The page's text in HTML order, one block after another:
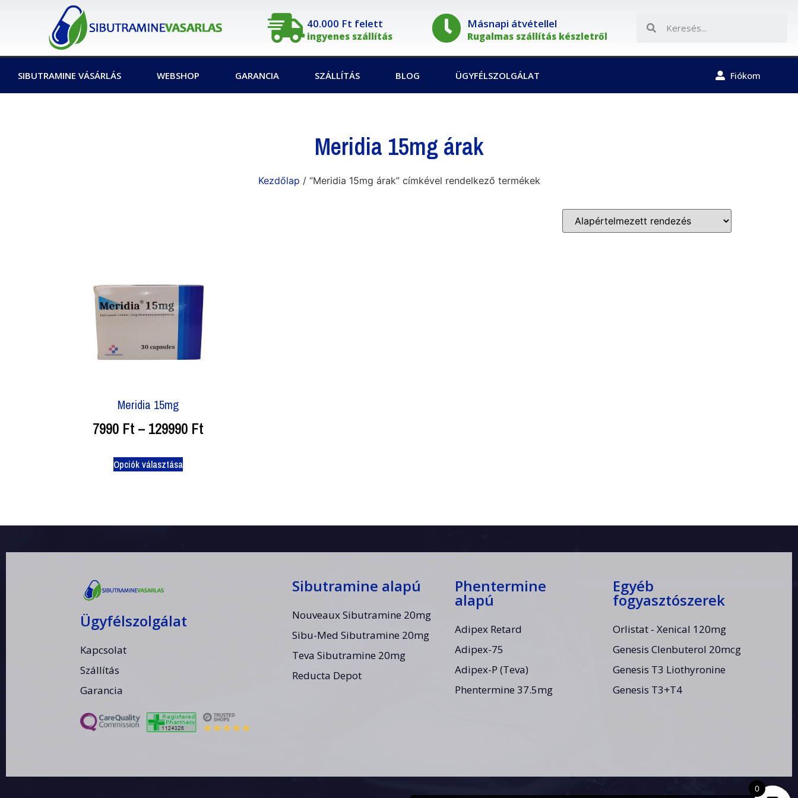
40.000 Ft felett
ingyenes szállítás
Másnapi átvétellel
Rugalmas szállítás készletről
SIBUTRAMINE VÁSÁRLÁS WEBSHOP GARANCIA SZÁLLÍTÁS BLOG ÜGYFÉLSZOLGÁLAT Fiókom
Meridia 15mg árak
Kezdőlap / “Meridia 15mg árak” címkével rendelkező termékek
Meridia 15mg
7990 Ft – 129990 Ft
Opciók választása
Ügyfélszolgálat
Kapcsolat
Szállítás
Garancia
Sibutramine alapú
Nouveaux Sibutramine 20mg
Sibu-Med Sibutramine 20mg
Teva Sibutramine 20mg
Reducta Depot
Phentermine
alapú
Adipex Retard
Adipex-75
Adipex-P (Teva)
Phentermine 37.5mg
Egyéb
fogyasztószerek
Orlistat - Xenical 120mg
Genesis Clenbuterol 20mcg
Genesis T3 Liothyronine
Genesis T3+T4
0